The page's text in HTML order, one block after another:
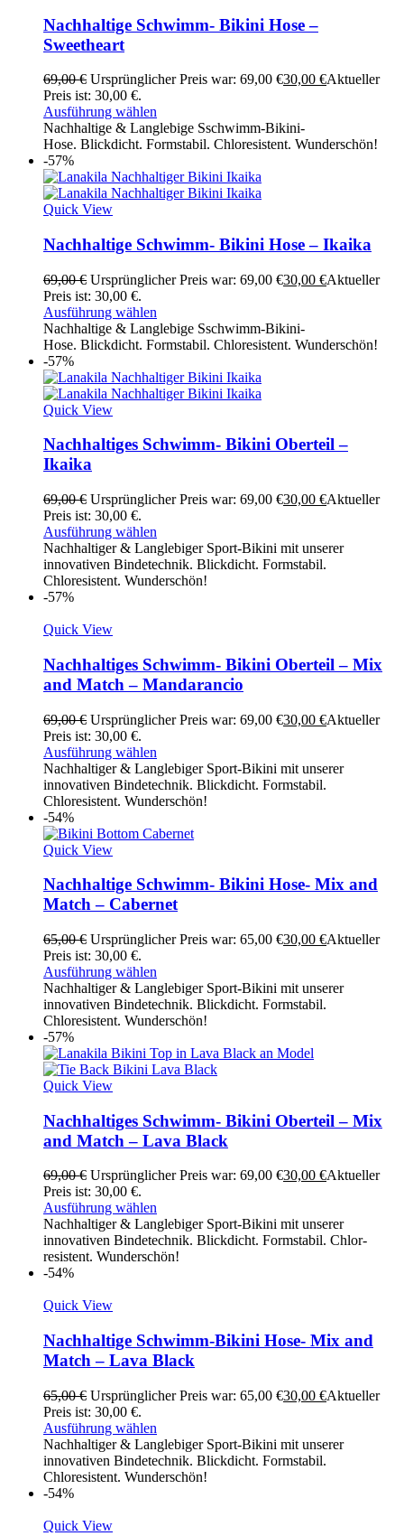
Nachhaltige Schwimm- Bikini Hose –
Sweetheart
69,00€ Ursprünglicher Preis war: 69,00 €30,00 €Aktueller
Preis ist: 30,00 €.
Ausführung wählen
Nachhaltige & Langlebige Sschwimm-Bikini-
Hose. Blickdicht. Formstabil. Chloresistent. Wunderschön!
-57%
Quick View
Nachhaltige Schwimm- Bikini Hose – Ikaika
69,00€ Ursprünglicher Preis war: 69,00 €30,00 €Aktueller
Preis ist: 30,00 €.
Ausführung wählen
Nachhaltige & Langlebige Sschwimm-Bikini-
Hose. Blickdicht. Formstabil. Chloresistent. Wunderschön!
-57%
Quick View
Nachhaltiges Schwimm- Bikini Oberteil –
Ikaika
69,00€ Ursprünglicher Preis war: 69,00 €30,00 €Aktueller
Preis ist: 30,00 €.
Ausführung wählen
Nachhaltiger & Langlebiger Sport-Bikini mit unserer
innovativen Bindetechnik. Blickdicht. Formstabil.
Chloresistent. Wunderschön!
-57%
Quick View
Nachhaltiges Schwimm- Bikini Oberteil – Mix
and Match – Mandarancio
69,00€ Ursprünglicher Preis war: 69,00 €30,00 €Aktueller
Preis ist: 30,00 €.
Ausführung wählen
Nachhaltiger & Langlebiger Sport-Bikini mit unserer
innovativen Bindetechnik. Blickdicht. Formstabil.
Chloresistent. Wunderschön!
-54%
Quick View
Nachhaltige Schwimm- Bikini Hose- Mix and
Match – Cabernet
65,00€ Ursprünglicher Preis war: 65,00 €30,00 €Aktueller
Preis ist: 30,00 €.
Ausführung wählen
Nachhaltiger & Langlebiger Sport-Bikini mit unserer
innovativen Bindetechnik. Blickdicht. Formstabil.
Chloresistent. Wunderschön!
-57%
Quick View
Nachhaltiges Schwimm- Bikini Oberteil – Mix
and Match – Lava Black
69,00€ Ursprünglicher Preis war: 69,00 €30,00 €Aktueller
Preis ist: 30,00 €.
Ausführung wählen
Nachhaltiger & Langlebiger Sport-Bikini mit unserer
innovativen Bindetechnik. Blickdicht. Formstabil. Chlor-
resistent. Wunderschön!
-54%
Quick View
Nachhaltige Schwimm-Bikini Hose- Mix and
Match – Lava Black
65,00€ Ursprünglicher Preis war: 65,00 €30,00 €Aktueller
Preis ist: 30,00 €.
Ausführung wählen
Nachhaltiger & Langlebiger Sport-Bikini mit unserer
innovativen Bindetechnik. Blickdicht. Formstabil.
Chloresistent. Wunderschön!
-54%
Quick View